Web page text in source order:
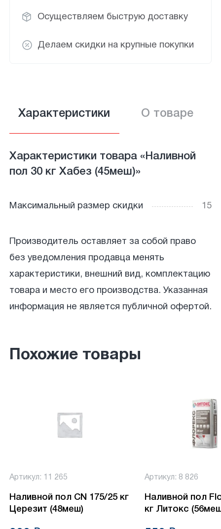
Осуществляем быструю доставку
Делаем скидки на крупные покупки
Характеристики О товаре
Характеристики товара «Наливной
пол 30 кг Хабез (45меш)»
Максимальный размер скидки 15
Производитель оставляет за собой право
без уведомления продавца менять
характеристики, внешний вид, комплектацию
товара и место его производства. Указанная
информация не является публичной офертой.
Похожие товары
Артикул: 11 265
Наливной пол CN 175/25 кг
Церезит (48меш)
Артикул: 8 826
Наливной пол
кг Литокс